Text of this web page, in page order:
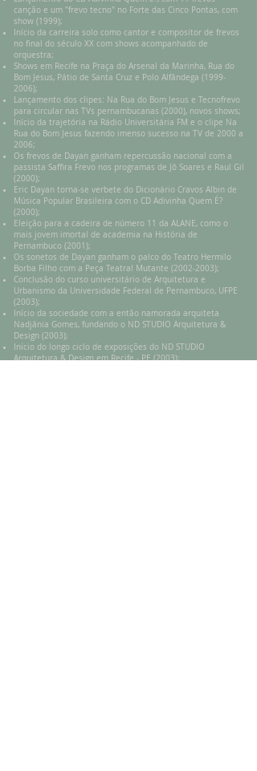
canção e um "frevo tecno" no Forte das Cinco Pontas, com
show (1999);
Início da carreira solo como cantor e compositor de frevos
no final do século XX com shows acompanhado de
orquestra;
Shows em Recife na Praça do Arsenal da Marinha, Rua do
Bom Jesus, Pátio de Santa Cruz e Polo Alfândega (1999-
2006);
Lançamento dos clipes: Na Rua do Bom Jesus e Tecnofrevo
para circular nas TVs pernambucanas (2000), novos shows;
Início da trajetória na Rádio Universitária FM e o clipe Na
Rua do Bom Jesus fazendo imenso sucesso na TV de 2000 a
2006;
Os frevos de Dayan ganham repercussão nacional com a
passista Saffira Frevo nos programas de Jô Soares e Raul Gil
(2000);
Eric Dayan torna-se verbete do Dicionário Cravos Albin de
Música Popular Brasileira com o CD Adivinha Quem É?
(2000);
Eleição para a cadeira de número 11 da ALANE, como o
mais jovem imortal de academia na História de
Pernambuco (2001);
Os sonetos de Dayan ganham o palco do Teatro Hermilo
Borba Filho com a Peça Teatral Mutante (2002-2003);
Conclusão do curso universitário de Arquitetura e
Urbanismo da Universidade Federal de Pernambuco, UFPE
(2003);
Início da sociedade com a então namorada arquiteta
Nadjânia Gomes, fundando o ND STUDIO Arquitetura &
Design (2003);
Início do longo ciclo de exposições do ND STUDIO
Arquitetura & Design em Recife - PE (2003);